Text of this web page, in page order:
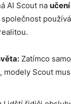
AI Scout na
Zatímco
modely Scout